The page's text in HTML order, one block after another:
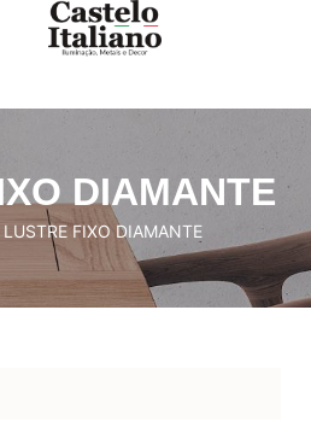
DIAMANTE
LUSTRE FIXO DIAMANTE